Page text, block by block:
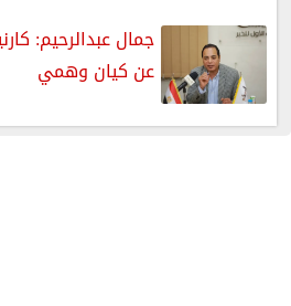
جمال عبدالرحيم:
عن كيان وهمي